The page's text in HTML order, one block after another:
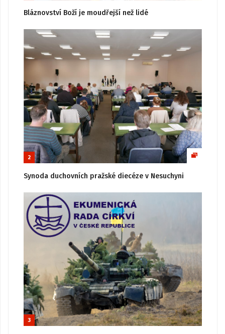
Bláznovství Boží je moudřejší než lidé
2
Synoda duchovních pražské diecéze v Nesuchyni
3